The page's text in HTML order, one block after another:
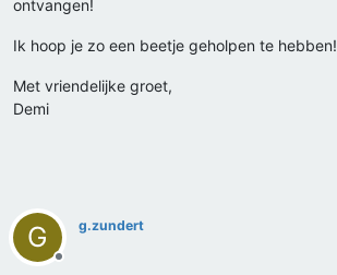
ontvangen!
Ik hoop je zo een beetje geholpen te hebben!
Met vriendelijke groet,
Demi
G
Offline
g.zundert